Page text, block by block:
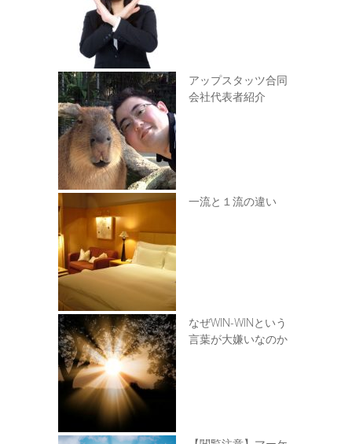
アップスタッツ合同
会社代表者紹介
一流と１流の違い
なぜWIN-WINという
言葉が大嫌いなのか